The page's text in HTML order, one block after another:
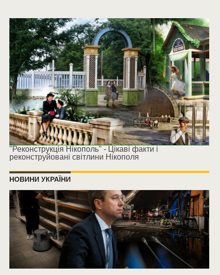
"Реконструкція Нікополь" - Цікаві факти і
реконструйовані світлини Нікополя
НОВИНИ УКРАЇНИ